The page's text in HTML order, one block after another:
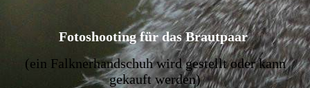
Fotoshooting für das Brautpaar
(ein Falknerhandschuh wird gestellt oder kann
gekauft werden)